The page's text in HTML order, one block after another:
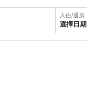
入住/退房
選擇日期